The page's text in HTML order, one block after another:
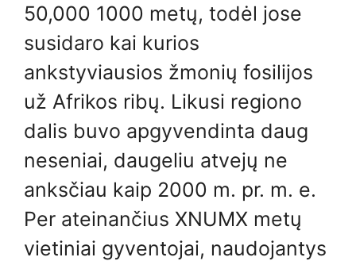
50,000 1000 metų, todėl jose
susidaro kai kurios
ankstyviausios žmonių fosilijos
už Afrikos ribų. Likusi regiono
dalis buvo apgyvendinta daug
neseniai, daugeliu atvejų ne
anksčiau kaip 2000 m. pr. m. e.
Per ateinančius XNUMX metų
vietiniai gyventojai, naudojantys